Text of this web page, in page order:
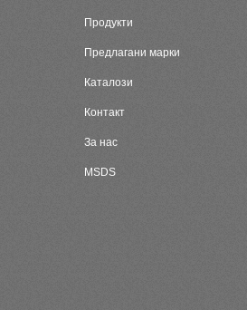
Продукти
Предлагани марки
Каталози
Контакт
За нас
MSDS